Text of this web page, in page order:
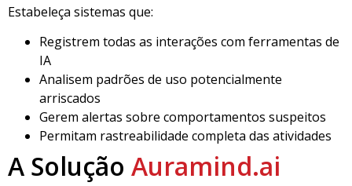
Estabeleça sistemas que:
Registrem todas as interações com ferramentas de
IA
Analisem padrões de uso potencialmente
arriscados
Gerem alertas sobre comportamentos suspeitos
Permitam rastreabilidade completa das atividades
A Solução Auramind.ai